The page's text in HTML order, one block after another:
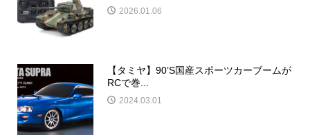
2026.01.06
【タミヤ】90’S国産スポーツカーブームが
RCで巻...
2024.03.01